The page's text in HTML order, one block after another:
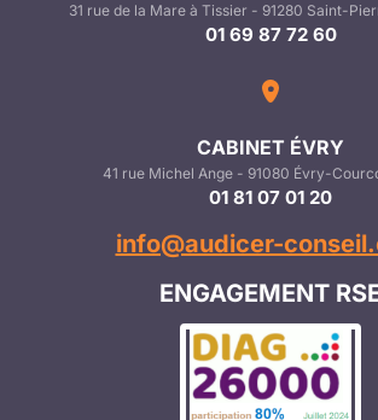
31 rue de la Mare à Tissier - 91280 Saint-
01 69 87 72 60
CABINET ÉVRY
41 rue Michel Ange - 91080 Évry-
01 81 07 01 20
info@audicer-
ENGAGEMENT